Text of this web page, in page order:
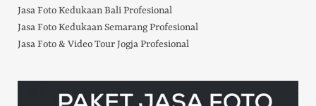
Jasa Foto Kedukaan Bali Profesional
Jasa Foto Kedukaan Semarang Profesional
Jasa Foto & Video Tour Jogja Profesional